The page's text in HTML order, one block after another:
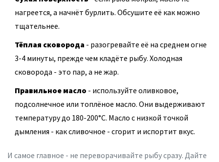
нагреется, а начнёт бурлить. Обсушите её как можно
тщательнее.
Тёплая сковорода - разогревайте её на среднем огне
3-4 минуты, прежде чем кладёте рыбу. Холодная
сковорода - это пар, а не жар.
Правильное масло - используйте оливковое,
подсолнечное или топлёное масло. Они выдерживают
температуру до 180-200°C. Масло с низкой точкой
дымления - как сливочное - сгорит и испортит вкус.
И самое главное - не переворачивайте рыбу сразу. Дайте